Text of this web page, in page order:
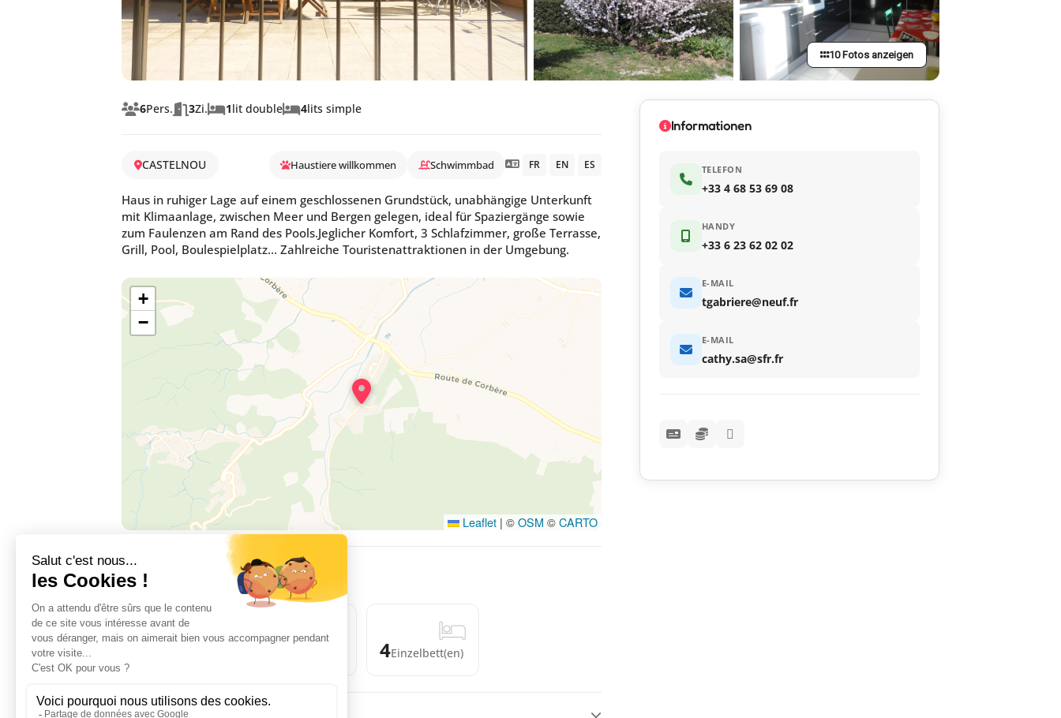
10 Fotos anzeigen
6Pers. 3Zi. 1lit double 4lits simple
CASTELNOU Haustiere willkommen Schwimmbad FR EN ES
Haus in ruhiger Lage auf einem geschlossenen Grundstück, unabhängige Unterkunft
mit Klimaanlage, zwischen Meer und Bergen gelegen, ideal für Spaziergänge sowie
zum Faulenzen am Rand des Pools.Jeglicher Komfort, 3 Schlafzimmer, große Terrasse,
Grill, Pool, Boulespielplatz... Zahlreiche Touristenattraktionen in der Umgebung.
+
−
Leaflet | ©OSM ©CARTO
UNTERKUNFT
3 1 4Einzelbett(en)
Informationen
TELEFON
+33 4 68 53 69 08
HANDY
+33 6 23 62 02 02
E-MAIL
tgabriere@neuf.fr
E-MAIL
cathy.sa@sfr.fr